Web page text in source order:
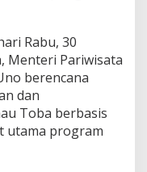
Rabu, 30
Menteri Pariwisata
berencana
dan
Toba berbasis
utama program